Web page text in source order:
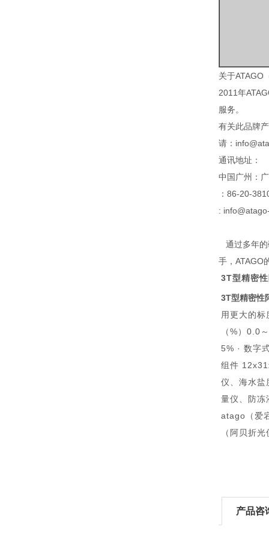
关于ATAGO
2011年
服务。
有关此品牌
请：
通讯地址：
中国广州：
：86-20-
:
通过多年的
手，ATAGO
3T型精密
3T型精密性
用更大的
（%）0.0
5% · 数字
组件
仪、海水盐
量仪、防冻
atago（爱
（阿贝折
产品咨